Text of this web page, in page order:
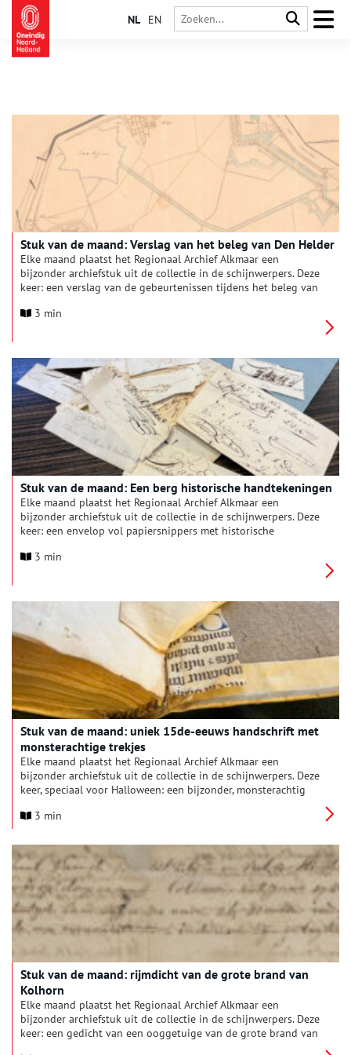
NL EN
Stuk van de maand: Verslag van het beleg van Den Helder
Elke maand plaatst het Regionaal Archief Alkmaar een
bijzonder archiefstuk uit de collectie in de schijnwerpers. Deze
keer: een verslag van de gebeurtenissen tijdens het beleg van
3 min
Stuk van de maand: Een berg historische handtekeningen
Elke maand plaatst het Regionaal Archief Alkmaar een
bijzonder archiefstuk uit de collectie in de schijnwerpers. Deze
keer: een envelop vol papiersnippers met historische
3 min
Stuk van de maand: uniek 15de-eeuws handschrift met
monsterachtige trekjes
Elke maand plaatst het Regionaal Archief Alkmaar een
bijzonder archiefstuk uit de collectie in de schijnwerpers. Deze
keer, speciaal voor Halloween: een bijzonder, monsterachtig
Familie Van Foreest. We kennen allemaal het monster van
uit Mary Shelley’s boek, een “prachtig monster” dat bestaat uit
aan elkaar genaaide delen afkomstig van verschillende
lichamen. In het archief van de Familie van Foreest,
ondergebracht bij het Regionaal Archief, zit een bijzonder
middeleeuws handschrift dat ons deed denken aan dat
monster: de “Cronyke van Holland”.
3 min
Stuk van de maand: rijmdicht van de grote brand van
Kolhorn
Elke maand plaatst het Regionaal Archief Alkmaar een
bijzonder archiefstuk uit de collectie in de schijnwerpers. Deze
keer: een gedicht van een ooggetuige van de grote brand van